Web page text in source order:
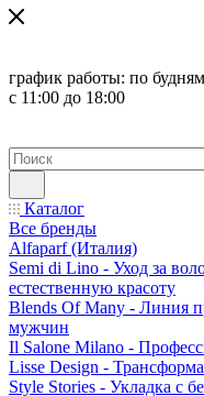
график работы: по будням
с 11:00 до 18:00
Каталог
Все бренды
Alfaparf (Италия)
Semi di Lino - Уход за
естественную красоту
Blends Of Many - Линия
мужчин
Il Salone Milano -
Lisse Design -
Style Stories - Укладка с